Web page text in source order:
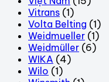
Vitrans (1)
Volta Belting (1)
Weidmueller (1)
Weidmüller (6)
WIKA (4)
Wilo (1)